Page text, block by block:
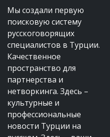
Мы создали первую
поисковую систему
русскоговорящих
специалистов в Турции.
Качественное
пространство для
партнерства и
нетворкинга. Здесь –
культурные и
профессиональные
новости Турции на